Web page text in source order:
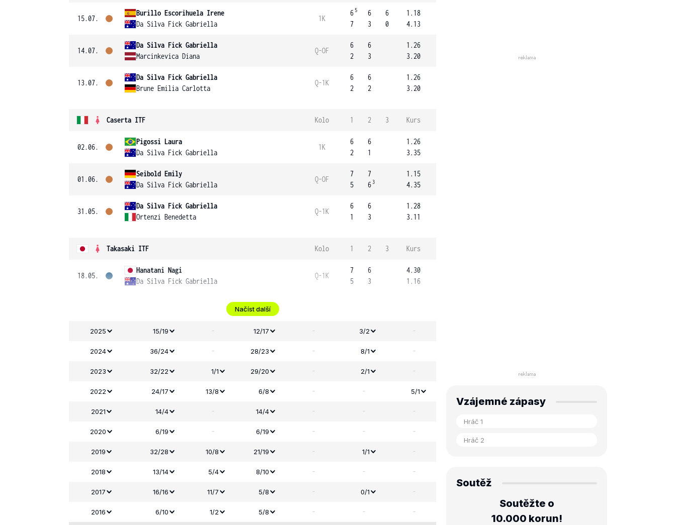
15.07.
Burillo Escorihuela Irene
Da Silva Fick Gabriella
1K
6 5
7
6
3
6
0
1.18
4.13
14.07.
Da Silva Fick Gabriella
Marcinkevica Diana
Q-OF
6
2
6
3
1.26
3.20
13.07.
Da Silva Fick Gabriella
Brune Emilia Carlotta
Q-1K
6
2
6
2
1.26
3.20
Caserta ITF Kolo 1 2 3 Kurs
02.06.
Pigossi Laura
Da Silva Fick Gabriella
1K
6
2
6
1
1.26
3.35
01.06.
Seibold Emily
Da Silva Fick Gabriella
Q-OF
7
5
7
6 3
1.15
4.35
31.05.
Da Silva Fick Gabriella
Ortenzi Benedetta
Q-1K
6
1
6
3
1.28
3.11
Takasaki ITF Kolo 1 2 3 Kurs
18.05.
Hanatani Nagi
Da Silva Fick Gabriella
Q-1K
7
5
6
3
4.30
1.16
Načíst další
2025 15/19 - 12/17 - 3/2 -
2024 36/24 - 28/23 - 8/1 -
2023 32/22 1/1 29/20 - 2/1 -
2022 24/17 13/8 6/8 - - 5/1
2021 14/4 - 14/4 - - -
2020 6/19 - 6/19 - - -
2019 32/28 10/8 21/19 - 1/1 -
2018 13/14 5/4 8/10 - - -
2017 16/16 11/7 5/8 - 0/1 -
2016 6/10 1/2 5/8 - - -
Vzájemné zápasy
Soutěž
Soutěžte o
10.000 korun!